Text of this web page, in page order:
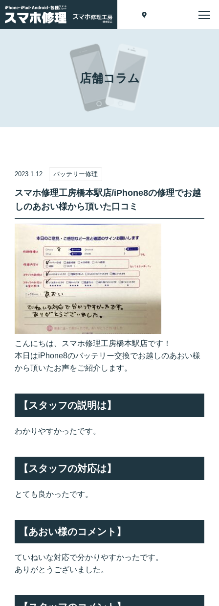
店舗コラム
2023.1.12 バッテリー修理
スマホ修理工房橋本駅店/iPhone8の修理でお越
しのあおい様から頂いた口コミ
こんにちは、スマホ修理工房橋本駅店です！
本日はiPhone8のバッテリー交換でお越しのあおい様
から頂いたお声をご紹介します。
【スタッフの説明は】
わかりやすかったです。
【スタッフの対応は】
とても良かったです。
【あおい様のコメント】
ていねいな対応で分かりやすかったです。
ありがとうございました。